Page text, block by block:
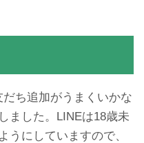
ち追加がうまくいかな
ました。LINEは18歳未
うにしていますので、